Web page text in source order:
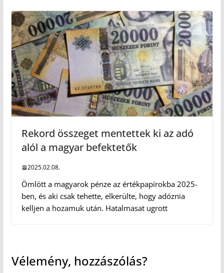
Rekord összeget mentettek ki az adó
alól a magyar befektetők
2025.02.08.
Ömlött a magyarok pénze az értékpapírokba 2025-
ben, és aki csak tehette, elkerülte, hogy adóznia
kelljen a hozamuk után. Hatalmasat ugrott
Vélemény, hozzászólás?